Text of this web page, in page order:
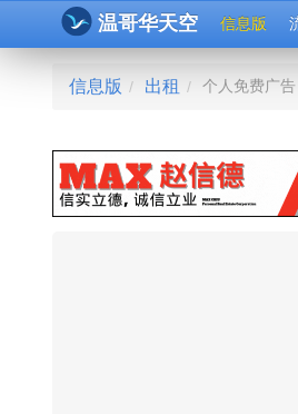
温哥华天空 信息版
信息版 / 出租 / 个人免费广告